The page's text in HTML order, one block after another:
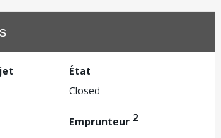
État
Closed
Emprunteur 2